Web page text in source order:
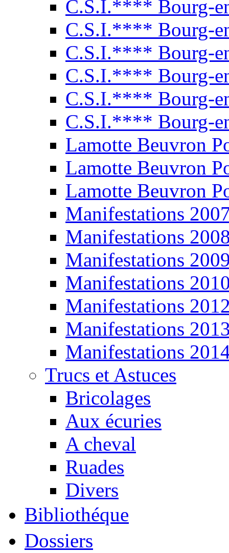
C.S.I.**** Bourg-
C.S.I.**** Bourg-
C.S.I.**** Bourg-
C.S.I.**** Bourg-
C.S.I.**** Bourg-
C.S.I.**** Bourg-
Lamotte Beuvron
Lamotte Beuvron
Lamotte Beuvron
Manifestations
Manifestations
Manifestations
Manifestations
Manifestations
Manifestations
Manifestations
Trucs et Astuces
Bricolages
Aux écuries
A cheval
Ruades
Divers
Bibliothéque
Dossiers